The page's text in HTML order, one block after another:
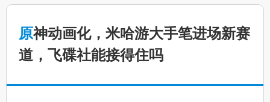
原神动画化，米哈游大手笔进场新赛
道，飞碟社能接得住吗